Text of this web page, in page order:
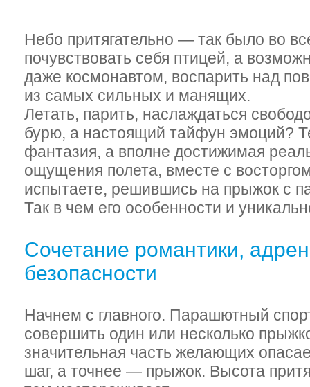
Небо притягательно — так было во
почувствовать себя птицей, а
даже космонавтом, воспарить над
из самых сильных и манящих.
Летать, парить, наслаждаться
бурю, а настоящий тайфун эмоций?
фантазия, а вполне достижимая
ощущения полета, вместе с
испытаете, решившись на прыжок с
Так в чем его особенности и
Сочетание романтики,
безопасности
Начнем с главного. Парашютный
совершить один или несколько
значительная часть желающих
шаг, а точнее — прыжок. Высота